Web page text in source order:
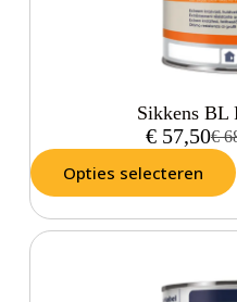
Sikkens BL
€
€57,50
Opties selecteren